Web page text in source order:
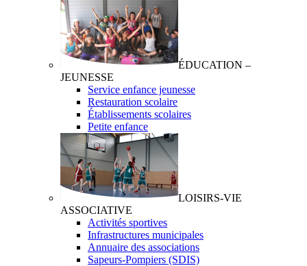
ÉDUCATION –
JEUNESSE
Service enfance jeunesse
Restauration scolaire
Établissements scolaires
Petite enfance
LOISIRS-VIE
ASSOCIATIVE
Activités sportives
Infrastructures municipales
Annuaire des associations
Sapeurs-Pompiers (SDIS)